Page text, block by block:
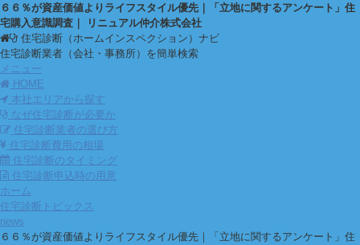
６６％が資産価値よりライフスタイル優先｜「立地に関するアンケート」住
宅購入意識調査｜ リニュアル仲介株式会社
住宅診断（ホームインスペクション）ナビ
住宅診断業者（会社・事務所）を簡単検索
メニュー
HOME
本社エリアから探す
なぜ住宅診断が必要か
住宅診断業者の選び方
住宅診断費用の相場
住宅診断のタイミング
住宅診断申込時の用意
ホーム
住宅診断トピックス
news
６６％が資産価値よりライフスタイル優先｜「立地に関するアンケート」住